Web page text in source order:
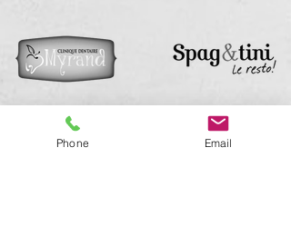
Phone Email